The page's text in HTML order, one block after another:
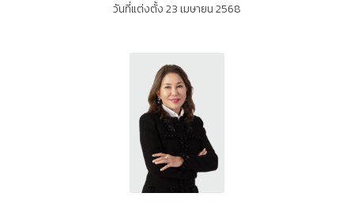
วันที่แต่งตั้ง 23 เมษายน 2568